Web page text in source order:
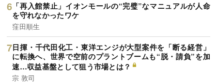
「再入館禁止」イオンモールの“完璧”なマニュアルが人命
を守れなかったワケ
窪田順生
日揮・千代田化工・東洋エンジが大型案件を「断る経営」
に転換へ、世界で空前のプラントブームも“脱・請負”を加
速…収益基盤として狙う市場とは？
宗 敦司